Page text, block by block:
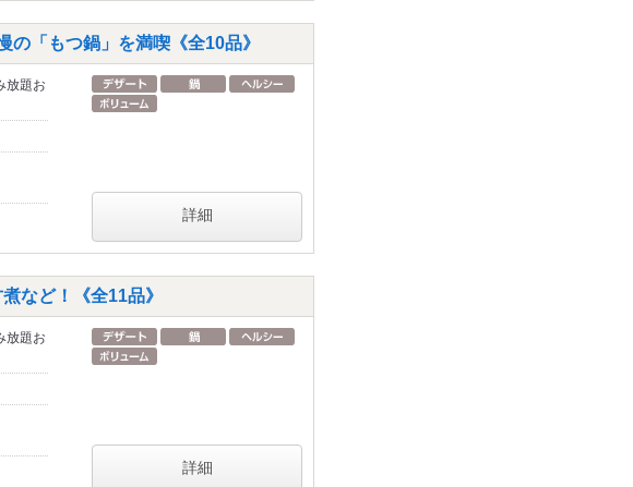
「もつ鍋」を満喫《全10品》
放題お
詳細
など！《全11品》
放題お
詳細